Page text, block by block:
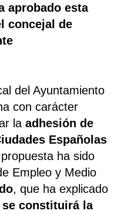
aprobado esta
concejal de
del Ayuntamiento
con carácter
la adhesión de
Españolas
ha sido
Empleo y Medio
, que ha explicado
se constituirá la